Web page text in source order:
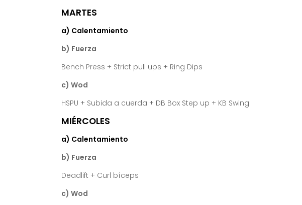
MARTES
a) Calentamiento
b) Fuerza
Bench Press + Strict pull ups + Ring Dips
c) Wod
HSPU + Subida a cuerda + DB Box Step up + KB Swing
MIÉRCOLES
a) Calentamiento
b) Fuerza
Deadlift + Curl bíceps
c) Wod